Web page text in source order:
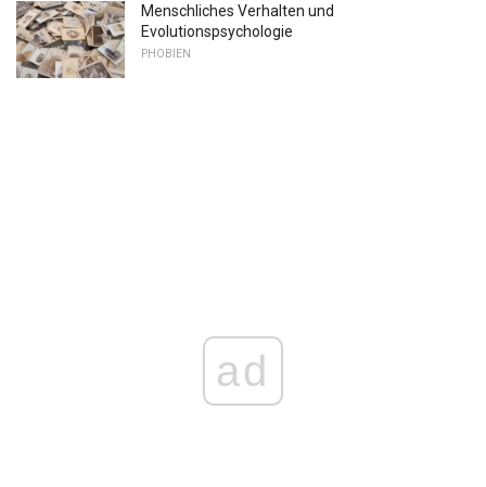
Menschliches Verhalten und
Evolutionspsychologie
PHOBIEN
ad